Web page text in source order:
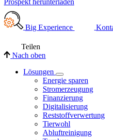
Big Experience
Teilen
Nach oben
Lösungen
Energie sparen
Stromerzeugung
Finanzierung
Digitalisierung
Reststoffverwertung
Tierwohl
Abluftreinigung